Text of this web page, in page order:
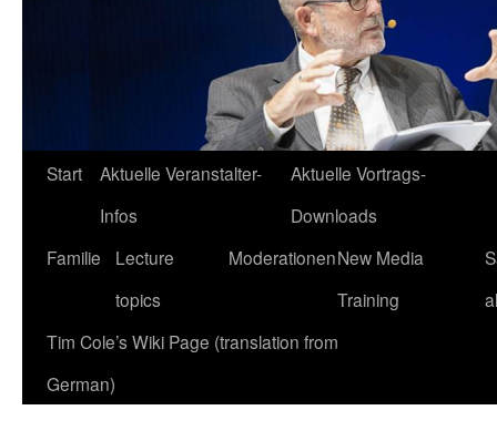
Start
Aktuelle Veranstalter-
Infos
Aktuelle Vortrags-
Downloads
Familie
Lecture
topics
ModerationenNew Media
Training
Tim Cole’s Wiki Page (translation from
German)